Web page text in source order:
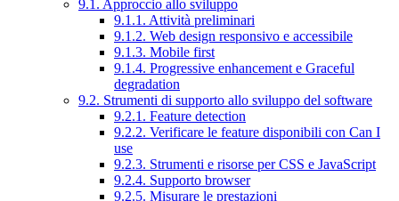
9.1. Approccio allo sviluppo
9.1.1. Attività preliminari
9.1.2. Web design responsivo e accessibile
9.1.3. Mobile first
9.1.4. Progressive enhancement e Graceful
degradation
9.2. Strumenti di supporto allo sviluppo del software
9.2.1. Feature detection
9.2.2. Verificare le feature disponibili con Can I
use
9.2.3. Strumenti e risorse per CSS e JavaScript
9.2.4. Supporto browser
9.2.5. Misurare le prestazioni